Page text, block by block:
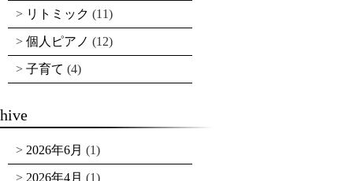
リトミック (11)
個人ピアノ (12)
子育て (4)
2026年6月 (1)
2026年4月 (1)